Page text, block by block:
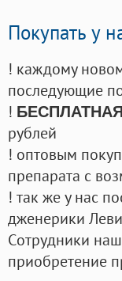
Покупать у
! каждому
последующие
!
рублей
! оптовым
препарата с
! так же у нас
дженерики
Cотрудники
приобретение